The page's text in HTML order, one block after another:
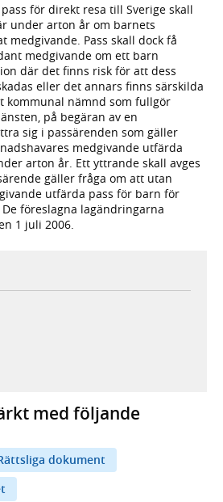
för direkt resa till Sverige skall
under arton år om barnets
medgivande. Pass skall dock få
medgivande om ett barn
där det finns risk för att dess
eller det annars finns särskilda
kommunal nämnd som fullgör
på begäran av en
sig i passärenden som gäller
medgivande utfärda
arton år. Ett yttrande skall avges
gäller fråga om att utan
utfärda pass för barn för
föreslagna lagändringarna
1 juli 2006.
i ny flik, extern webbplats,
extern webbplats,
i ny flik, extern webbplats,
e-postklient,
med följande
dokument